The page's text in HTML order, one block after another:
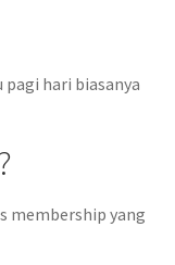
hari biasanya
membership yang